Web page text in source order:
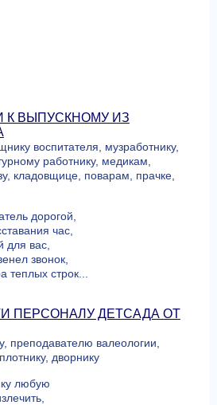
К ВЫПУСКНОМУ ИЗ
воспитателя, музработнику,
работнику, медикам,
кладовщице, поварам, прачке,
дорогой,
час,
для вас,
звонок,
теплых строк...
ПЕРСОНАЛУ ДЕТСАДА ОТ
преподавателю валеологии,
дворнику
любую